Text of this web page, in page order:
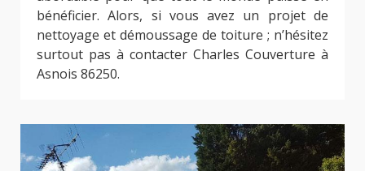
bénéficier. Alors, si vous avez un projet de
nettoyage et démoussage de toiture ; n’hésitez
surtout pas à contacter Charles Couverture à
Asnois 86250.